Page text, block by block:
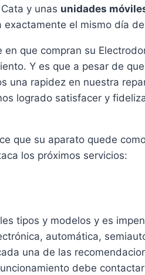
y unas unidades
el mismo día
que compran su
Y es que a pesar de
una rapidez en nuestra
logrado satisfacer y
que su aparato quede
los próximos servicios:
tipos y modelos y es
automática,
una de las
debe